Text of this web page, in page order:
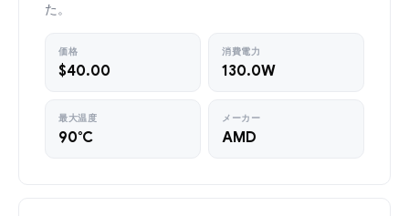
た。
価格
$40.00
消費電力
130.0W
最大温度
90°C
メーカー
AMD